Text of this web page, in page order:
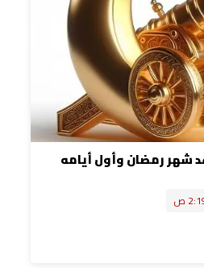
موعد شهر رمضان وأول أيامه